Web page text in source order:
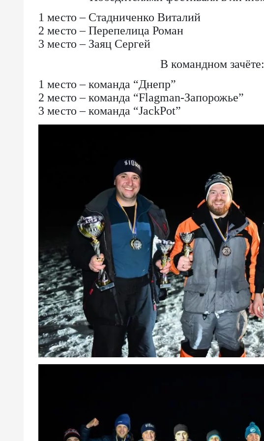
1 место – Стадниченко Виталий
2 место – Перепелица Роман
3 место – Заяц Сергей
В командном зачёте:
1 место – команда “Днепр”
2 место – команда “Flagman-Запорожье”
3 место – команда “JackPot”